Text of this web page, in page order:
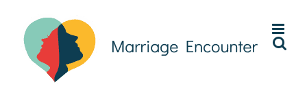
inhoud